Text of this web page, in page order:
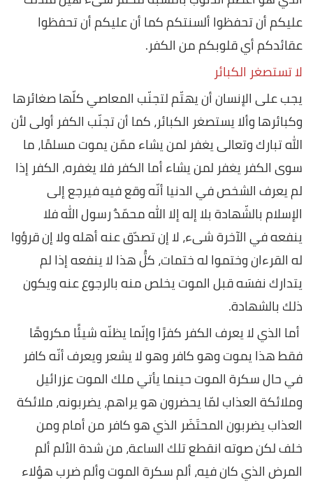
عليكم أن تحفظوا ألسنتكم كما أن عليكم أن تحفظوا
عقائدكم أي قلوبكم من الكفر.
لا تستصغر الكبائر
يجب على الإنسان أن يهتّم لتجنّب المعاصي كلّها صغائرها
وكبائرها وألا يستصغر الكبائر، كما أن تجنّب الكفر أولى لأن
الله تبارك وتعالى يغفر لمن يشاء ممّن يموت مسلمًا، ما
سوى الكفر يغفر لمن يشاء أما الكفر فلا يغفره، الكفر إذا
لم يعرف الشخص في الدنيا أنّه وقع فيه فيرجع إلى
الإسلام بالشّهادة بلا إله إلا الله محمّدٌ رسول الله فلا
ينفعه في الآخرة شىء، لا إن تصدّق عنه أهله ولا إن قرؤوا
له القرءان وختموا له ختمات، كلُّ هذا لا ينفعه إذا لم
يتدارك نفسَه قبل الموت يخلص منه بالرجوع عنه ويكون
ذلك بالشهادة.
أما الذي لا يعرف الكفر كفرًا وإنّما يظنّه شيئًا مكروهًا
فقط هذا يموت وهو كافر وهو لا يشعر ويعرف أنّه كافر
في حال سكرة الموت حينما يأتي ملك الموت عزرائيل
وملائكة العذاب لمّا يحضرون هو يراهم، يضربونه، ملائكة
العذاب يضربون المحتَضَر الذي هو كافر من أمام ومن
خلف لكن صوته انقطع تلك الساعة، من شدة الألم ألم
المرض الذي كان فيه، ألم سكرة الموت وألم ضرب هؤلاء